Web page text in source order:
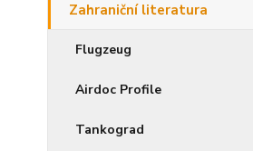
Zahraniční literatura
Flugzeug
Airdoc Profile
Tankograd